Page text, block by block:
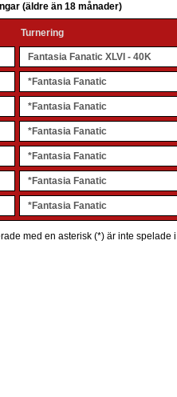
(äldre än 18 månader)
Turnering
Fantasia Fanatic XLVI - 40K
*Fantasia Fanatic
*Fantasia Fanatic
*Fantasia Fanatic
*Fantasia Fanatic
*Fantasia Fanatic
*Fantasia Fanatic
med en asterisk (*) är inte spelade